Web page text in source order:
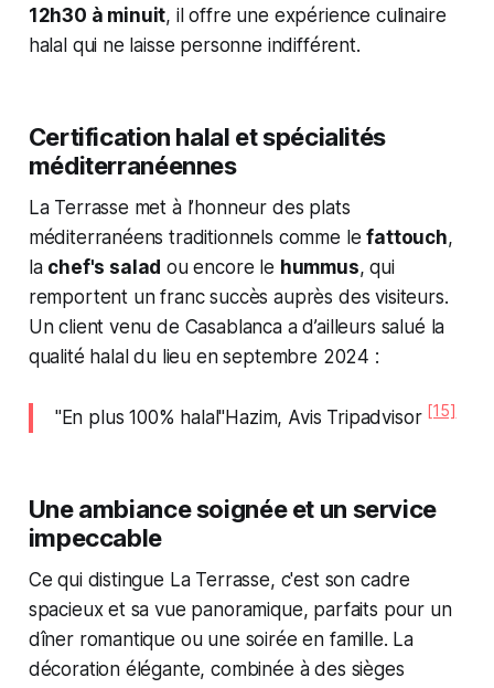
12h30 à minuit, il offre une expérience culinaire
halal qui ne laisse personne indifférent.
Certification halal et spécialités
méditerranéennes
La Terrasse met à l’honneur des plats
méditerranéens traditionnels comme lefattouch,
la chef's salad ou encore le hummus, qui
remportent un franc succès auprès des visiteurs.
Un client venu de Casablanca a d’ailleurs salué la
qualité halal du lieu en septembre 2024 :
"En plus 100% halal"Hazim, Avis Tripadvisor [15]
Une ambiance soignée et un service
impeccable
Ce qui distingue La Terrasse, c'est son cadre
spacieux et sa vue panoramique, parfaits pour un
dîner romantique ou une soirée en famille. La
décoration élégante, combinée à des sièges